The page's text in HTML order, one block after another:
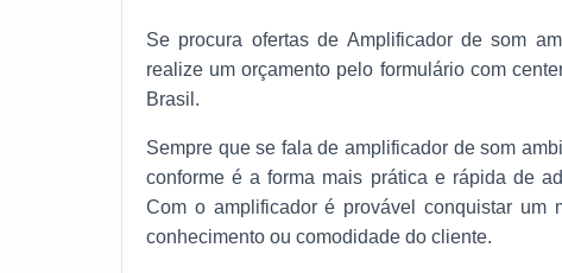
Se procura ofertas de Amplificador de som
realize um orçamento pelo formulário com
Brasil.
Sempre que se fala de amplificador de som
conforme é a forma mais prática e rápida de
Com o amplificador é provável conquistar um
conhecimento ou comodidade do cliente.